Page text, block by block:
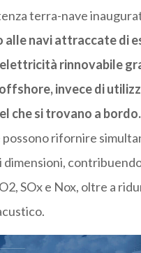
terra-nave
alle navi attraccate di
rinnovabile
invece di
che si trovano a bordo.
rifornire
dimensioni,
SOx e Nox, oltre a